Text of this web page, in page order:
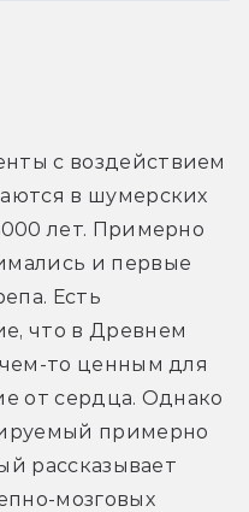
с воздействием
в шумерских
лет. Примерно
и первые
Есть
что в Древнем
чем-то ценным для
от сердца. Однако
примерно
рассказывает
мозговых